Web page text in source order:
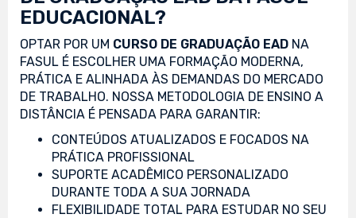
EDUCACIONAL?
OPTAR POR UM CURSO DE GRADUAÇÃO EAD NA
FASUL É ESCOLHER UMA FORMAÇÃO MODERNA,
PRÁTICA E ALINHADA ÀS DEMANDAS DO MERCADO
DE TRABALHO. NOSSA METODOLOGIA DE ENSINO A
DISTÂNCIA É PENSADA PARA GARANTIR:
CONTEÚDOS ATUALIZADOS E FOCADOS NA
PRÁTICA PROFISSIONAL
SUPORTE ACADÊMICO PERSONALIZADO
DURANTE TODA A SUA JORNADA
FLEXIBILIDADE TOTAL PARA ESTUDAR NO SEU